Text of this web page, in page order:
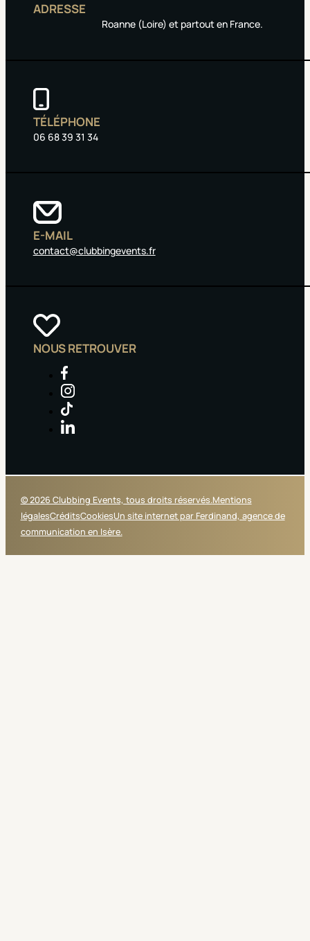
ADRESSE
Roanne (Loire) et partout en France.
TÉLÉPHONE
06 68 39 31 34
E-MAIL
contact@clubbingevents.fr
NOUS RETROUVER
© 2026 Clubbing Events, tous droits réservés.Mentions
légalesCréditsCookiesUn site internet par Ferdinand, agence de
communication en Isère.